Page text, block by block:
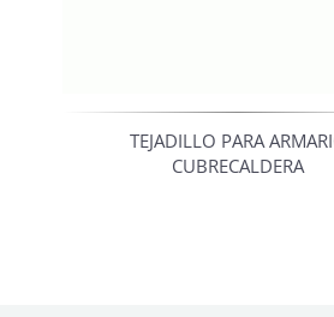
TEJADILLO PARA
CUBRECALDERA